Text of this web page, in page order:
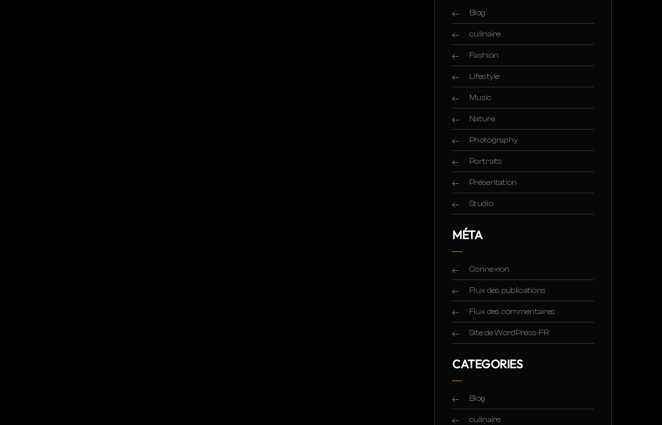
Blog
culinaire
Fashion
Lifestyle
Music
Nature
Photography
Portraits
Présentation
Studio
MÉTA
Connexion
Flux des publications
Flux des commentaires
Site de WordPress-FR
CATEGORIES
Blog
culinaire